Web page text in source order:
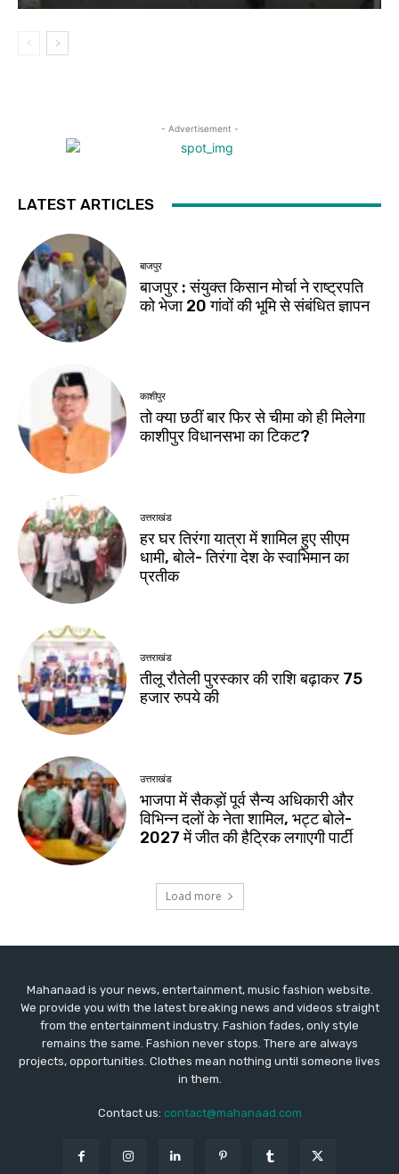
Mahanaad is your news, entertainment, music fashion website.
We provide you with the latest breaking news and videos straight
from the entertainment industry. Fashion fades, only style
remains the same. Fashion never stops. There are always
projects, opportunities. Clothes mean nothing until someone lives
in them.
Contact us: contact@mahanaad.com